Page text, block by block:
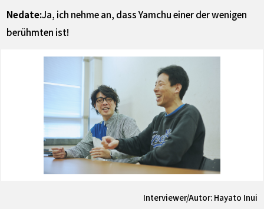
Nedate:Ja, ich nehme an, dass Yamchu einer der wenigen
berühmten ist!
Interviewer/Autor: Hayato Inui